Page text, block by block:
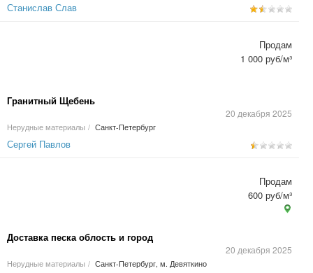
Станислав Слав
Гранитный Щебень
20 декабря 2025
Нерудные материалы / Санкт-Петербург
Продам
1 000 руб/м³
Сергей Павлов
Доставка песка облость и город
20 декабря 2025
Нерудные материалы / Санкт-Петербург, м. Девяткино
Продам
600 руб/м³